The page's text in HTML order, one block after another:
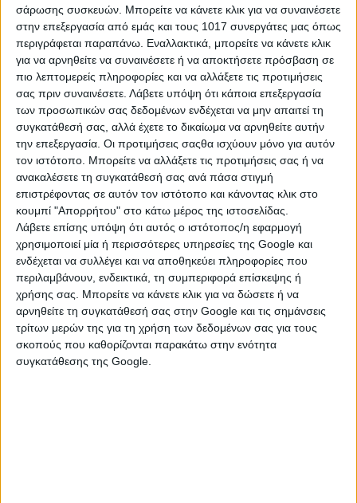
σάρωσης συσκευών. Μπορείτε να κάνετε κλικ για να συναινέσετε
στην επεξεργασία από εμάς και τους 1017 συνεργάτες μας όπως
περιγράφεται παραπάνω. Εναλλακτικά, μπορείτε να κάνετε κλικ
για να αρνηθείτε να συναινέσετε ή να αποκτήσετε πρόσβαση σε
πιο λεπτομερείς πληροφορίες και να αλλάξετε τις προτιμήσεις
σας πριν συναινέσετε. Λάβετε υπόψη ότι κάποια επεξεργασία
των προσωπικών σας δεδομένων ενδέχεται να μην απαιτεί τη
συγκατάθεσή σας, αλλά έχετε το δικαίωμα να αρνηθείτε αυτήν
την επεξεργασία. Οι προτιμήσεις σαςθα ισχύουν μόνο για αυτόν
τον ιστότοπο. Μπορείτε να αλλάξετε τις προτιμήσεις σας ή να
ανακαλέσετε τη συγκατάθεσή σας ανά πάσα στιγμή
επιστρέφοντας σε αυτόν τον ιστότοπο και κάνοντας κλικ στο
κουμπί "Απορρήτου" στο κάτω μέρος της ιστοσελίδας.
Λάβετε επίσης υπόψη ότι αυτός ο ιστότοπος/η εφαρμογή
χρησιμοποιεί μία ή περισσότερες υπηρεσίες της Google και
ενδέχεται να συλλέγει και να αποθηκεύει πληροφορίες που
περιλαμβάνουν, ενδεικτικά, τη συμπεριφορά επίσκεψης ή
χρήσης σας. Μπορείτε να κάνετε κλικ για να δώσετε ή να
αρνηθείτε τη συγκατάθεσή σας στην Google και τις σημάνσεις
τρίτων μερών της για τη χρήση των δεδομένων σας για τους
σκοπούς που καθορίζονται παρακάτω στην ενότητα
συγκατάθεσης της Google.
Ίσως αυτό που θέλετε αυτή τη στιγμή δεν έχει τη δυνατότητα ή
δεν πρέπει να πραγματοποιηθεί τώρα. Σε αυτήν την κάρτα μια
γυναίκα κρέμεται όχι μόνο ανάποδα, αλλά τα χέρια της είναι
δεμένα πίσω της και τα πόδια της κρέμονται από τα κλαδιά
ενός δέντρου. Δεν μπορεί να κινηθεί, έστω κι αν το θέλει. Οι
θυσίες που είστε αναγκασμένοι να κάνετε τώρα, θα
αναγνωριστούν αργότερα. Κάντε ένα βήμα πίσω και αφήστε τα